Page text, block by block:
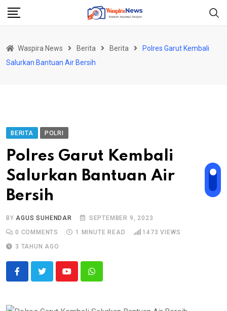
Skip
Waspira News Berita Berita
Polres Garut Kembali
Salurkan Bantuan Air Bersih
BERITA POLRI
Polres Garut Kembali
Salurkan Bantuan Air
Bersih
BYAGUS SUHENDAR
SEPTEMBER 9, 2023
0 COMMENTS 1 MINUTE READ 1473 VIEWS
3 TAHUN AGO
YoutubeWhatsapp